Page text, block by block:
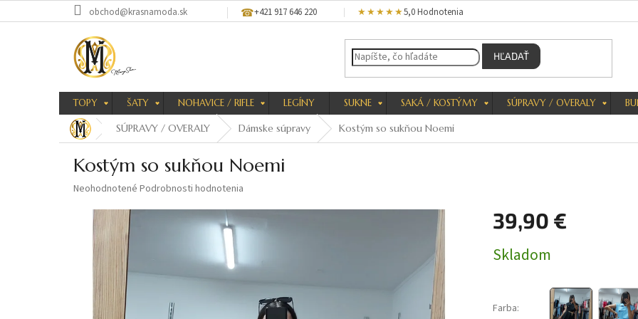
na
obchod@krasnamoda.sk +421 917 646 220 ★★★★★5,0 Hodnotenia
HĽADAŤ
TOPY ŠATY NOHAVICE / RIFLE LEGÍNY SUKNE SAKÁ / KOSTÝMY SÚPRAVY / OVERALY
SÚPRAVY / OVERALY Dámske súpravy Kostým so sukňou Noemi
Kostým so sukňou Noemi
Priemerné
produktu
hviezdičiek.
Neohodnotené Podrobnosti hodnotenia
39,90 €
cena:
Skladom
Farba: